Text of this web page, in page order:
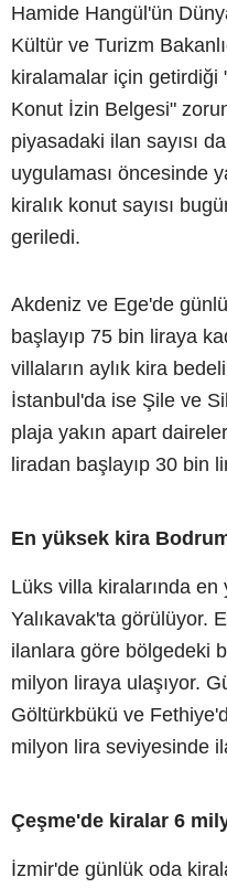
Hamide Hangül'ün
Kültür ve Turizm
kiralamalar için getirdiği
Konut İzin Belgesi"
piyasadaki ilan sayısı
uygulaması öncesinde
kiralık konut sayısı
geriledi.
Akdeniz ve Ege'de
başlayıp 75 bin liraya
villaların aylık kira
İstanbul'da ise Şile ve
plaja yakın apart
liradan başlayıp 30 bin
En yüksek kira
Lüks villa kiralarında
Yalıkavak'ta görülüyor.
ilanlara göre bölgedeki
milyon liraya ulaşıyor.
Göltürkbükü ve
milyon lira seviyesinde
Çeşme'de kiralar 6
İzmir'de günlük oda